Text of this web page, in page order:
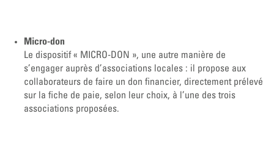
Micro-don
Le dispositif « MICRO-DON », une autre manière de
s’engager auprès d’associations locales : il propose aux
collaborateurs de faire un don financier, directement prélevé
sur la fiche de paie, selon leur choix, à l’une des trois
associations proposées.